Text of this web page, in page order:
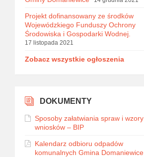
Projekt dofinansowany ze środków
Wojewódzkiego Funduszy Ochrony
Środowiska i Gospodarki Wodnej.
17 listopada 2021
Zobacz wszystkie ogłoszenia
DOKUMENTY
Sposoby załatwiania spraw i wzory
wniosków – BIP
Kalendarz odbioru odpadów
komunalnych Gmina Domaniewice